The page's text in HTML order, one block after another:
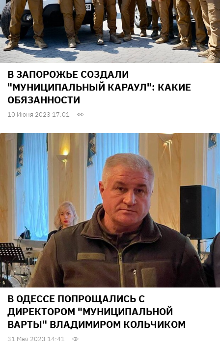
В ЗАПОРОЖЬЕ СОЗДАЛИ
"МУНИЦИПАЛЬНЫЙ КАРАУЛ": КАКИЕ
ОБЯЗАННОСТИ
10 Июня 2023 17:01
В ОДЕССЕ ПОПРОЩАЛИСЬ С
ДИРЕКТОРОМ "МУНИЦИПАЛЬНОЙ
ВАРТЫ" ВЛАДИМИРОМ КОЛЬЧИКОМ
31 Мая 2023 14:41